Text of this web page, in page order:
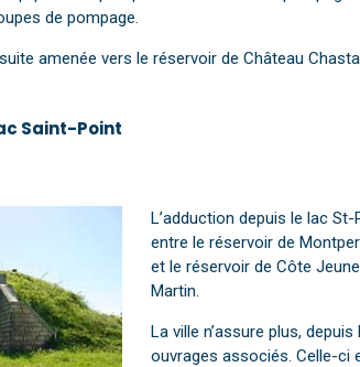
de pompage.
amenée vers le réservoir de Château
Saint-Point
L’adduction depuis le lac
entre le réservoir de
et le réservoir de Côte
Martin.
La ville n’assure plus,
ouvrages associés. Celle-ci